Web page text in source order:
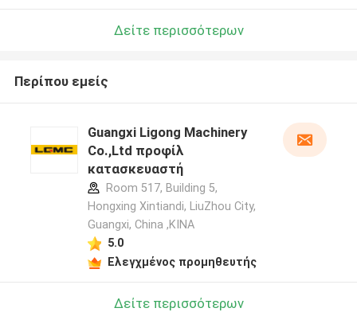
Δείτε περισσότερων
Περίπου εμείς
Guangxi Ligong Machinery
Co.,Ltd προφίλ
κατασκευαστή
Room 517, Building 5,
Hongxing Xintiandi, LiuZhou City,
Guangxi, China ,ΚΙΝΑ
5.0
Ελεγχμένος προμηθευτής
Δείτε περισσότερων